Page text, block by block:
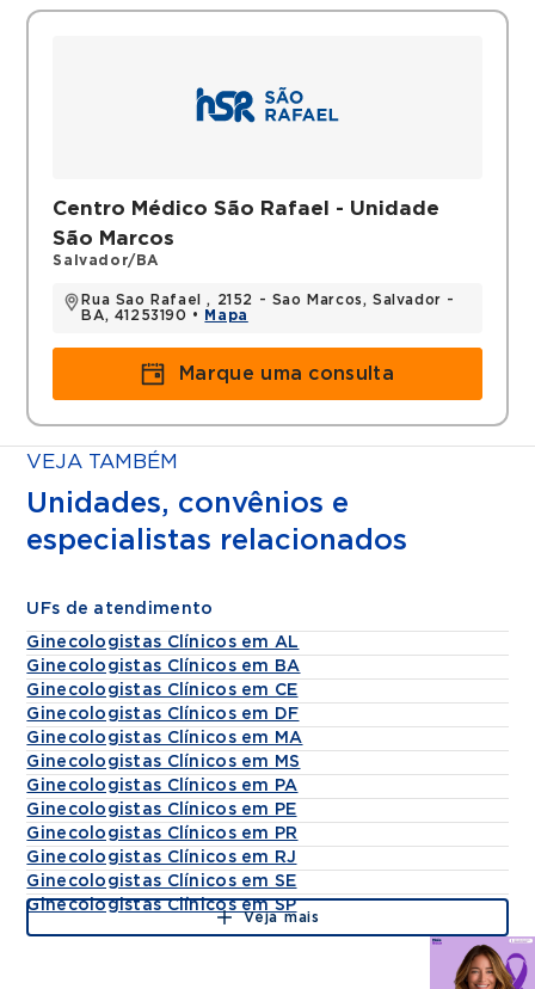
Centro Médico São Rafael - Unidade
São Marcos
Salvador/BA
Rua Sao Rafael , 2152 - Sao Marcos, Salvador -
BA, 41253190 •
Mapa
Marque uma consulta
VEJA TAMBÉM
Unidades, convênios e
especialistas relacionados
UFs de atendimento
Ginecologistas Clínicos em AL
Ginecologistas Clínicos em BA
Ginecologistas Clínicos em CE
Ginecologistas Clínicos em DF
Ginecologistas Clínicos em MA
Ginecologistas Clínicos em MS
Ginecologistas Clínicos em PA
Ginecologistas Clínicos em PE
Ginecologistas Clínicos em PR
Ginecologistas Clínicos em RJ
Ginecologistas Clínicos em SE
Ginecologistas Clínicos em SP
Veja mais
Agende